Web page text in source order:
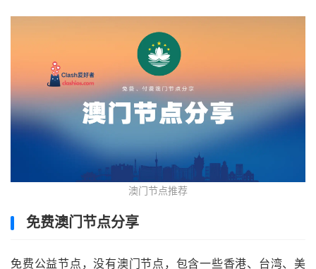
澳门节点推荐
免费澳门节点分享
免费公益节点，没有澳门节点，包含一些香港、台湾、美